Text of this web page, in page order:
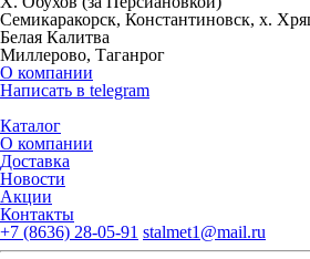
Семикаракорск, Константиновск, х.
Белая Калитва
Миллерово, Таганрог
О компании
Написать в telegram
Каталог
О компании
Доставка
Новости
Акции
Контакты
+7 (8636) 28-05-91 stalmet1@mail.ru